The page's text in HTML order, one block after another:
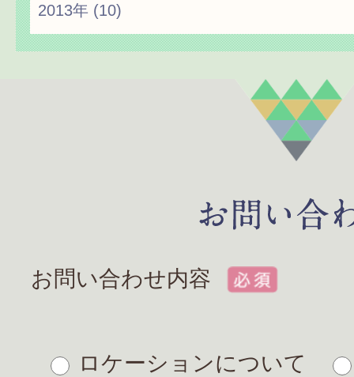
2013年 (10)
お問い合わせ内容
ロケーションについて